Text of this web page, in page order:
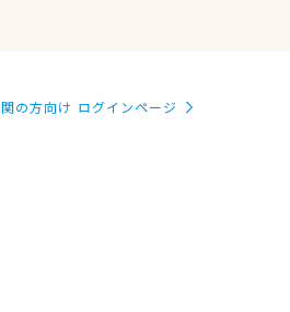
の方向け ログインページ